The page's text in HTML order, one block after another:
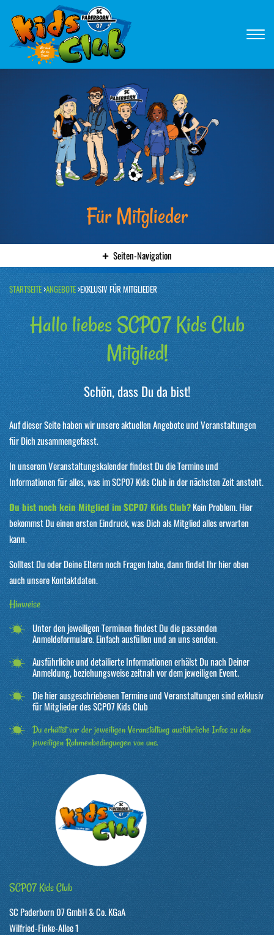
Für Mitglieder
Seiten-Navigation
STARTSEITE ›ANGEBOTE›EXKLUSIV FÜR MITGLIEDER
Hallo liebes SCP07 Kids Club
Mitglied!
Schön, dass Du da bist!
Auf dieser Seite haben wir unsere aktuellen Angebote und Veranstaltungen
für Dich zusammengefasst.
In unserem Veranstaltungskalender findest Du die Termine und
Informationen für alles, was im SCP07 Kids Club in der nächsten Zeit ansteht.
Du bist noch kein Mitglied im SCP07 Kids Club?Kein Problem. Hier
bekommst Du einen ersten Eindruck, was Dich als Mitglied alles erwarten
kann.
Solltest Du oder Deine Eltern noch Fragen habe, dann findet Ihr hier oben
auch unsere Kontaktdaten.
Hinweise
Unter den jeweiligen Terminen findest Du die passenden
Anmeldeformulare. Einfach ausfüllen und an uns senden.
Ausführliche und detailierte Informationen erhälst Du nach Deiner
Anmeldung, beziehungsweise zeitnah vor dem jeweiligen Event.
Die hier ausgeschriebenen Termine und Veranstaltungen sind exklusiv
für Mitglieder des SCP07 Kids Club
Du erhältst vor der jeweiligen Veranstaltung ausführliche Infos zu den
jeweiligen Rahmenbedingungen von uns.
SCP07 Kids Club
SC Paderborn 07 GmbH & Co. KGaA
Wilfried-Finke-Allee 1